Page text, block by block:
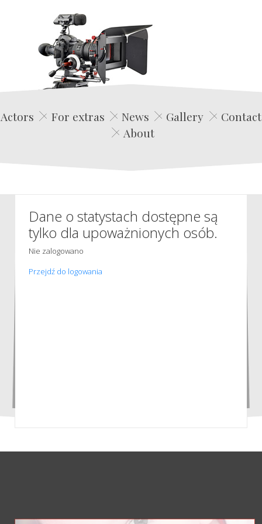
Edwin Film Agencja Aktorska
Actors For extras News Gallery
Contact
About
Dane o statystach dostępne są
tylko dla upoważnionych osób.
Nie zalogowano
Przejdź do logowania